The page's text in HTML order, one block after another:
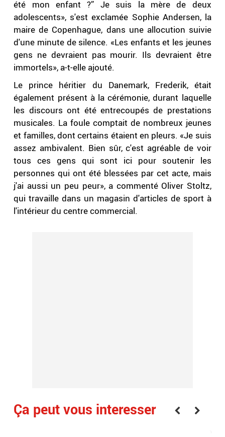
été mon enfant ?” Je suis la mère de deux
adolescents», s'est exclamée Sophie Andersen, la
maire de Copenhague, dans une allocution suivie
d'une minute de silence. «Les enfants et les jeunes
gens ne devraient pas mourir. Ils devraient être
immortels», a-t-elle ajouté.
Le prince héritier du Danemark, Frederik, était
également présent à la cérémonie, durant laquelle
les discours ont été entrecoupés de prestations
musicales. La foule comptait de nombreux jeunes
et familles, dont certains étaient en pleurs. «Je suis
assez ambivalent. Bien sûr, c'est agréable de voir
tous ces gens qui sont ici pour soutenir les
personnes qui ont été blessées par cet acte, mais
j'ai aussi un peu peur», a commenté Oliver Stoltz,
qui travaille dans un magasin d'articles de sport à
l'intérieur du centre commercial.
Ça peut vous interesser